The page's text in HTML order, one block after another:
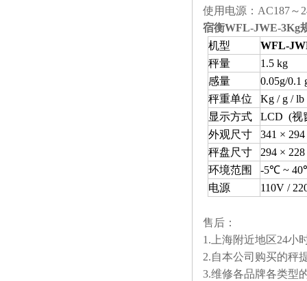
使用电源：AC187～
宿衡WFL-JWE-3Kg
机型
WFL-
秤量
1.5 kg
感量
0.05g/0.1
秤重单位
Kg / g / lb
显示方式
LCD (视
外观尺寸
341 ×
秤盘尺寸
294 ×
环境范围
-5℃ ~
电源
110V /
售后：
1.上海附近地区24小
2.自本公司购买的秤
3.维修各品牌各类型